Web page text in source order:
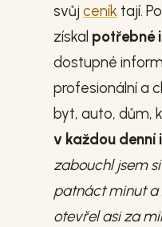
svůj ceník tají.
získal potřebné
dostupné
profesionální a
byt, auto, dům,
v každou denní
zabouchl jsem
patnáct minut a
otevřel asi za